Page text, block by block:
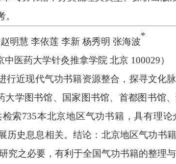
赵明慧 李依莲 李新 杨秀明 张海波
*
中医药大学针灸推拿学院 北京 100029）
行近现代气功书籍资源整合，探寻文化
大学图书馆、国家图书馆、首都图书馆
索735本北京地区气功书籍，具有理
历史息息相关。结论：北京地区气功书
究之必要，有利于全国气功书籍的整理